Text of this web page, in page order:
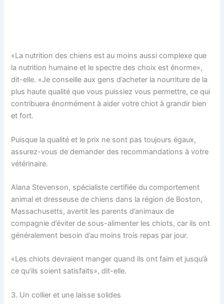
«La nutrition des chiens est au moins aussi complexe que
la nutrition humaine et le spectre des choix est énorme»,
dit-elle. «Je conseille aux gens d’acheter la nourriture de la
plus haute qualité que vous puissiez vous permettre, ce qui
contribuera énormément à aider votre chiot à grandir bien
et fort.
Puisque la qualité et le prix ne sont pas toujours égaux,
assurez-vous de demander des recommandations à votre
vétérinaire.
Alana Stevenson, spécialiste certifiée du comportement
animal et dresseuse de chiens dans la région de Boston,
Massachusetts, avertit les parents d’animaux de
compagnie d’éviter de sous-alimenter les chiots, car ils ont
généralement besoin d’au moins trois repas par jour.
«Les chiots devraient manger quand ils ont faim et jusqu’à
ce qu’ils soient satisfaits», dit-elle.
3. Un collier et une laisse solides